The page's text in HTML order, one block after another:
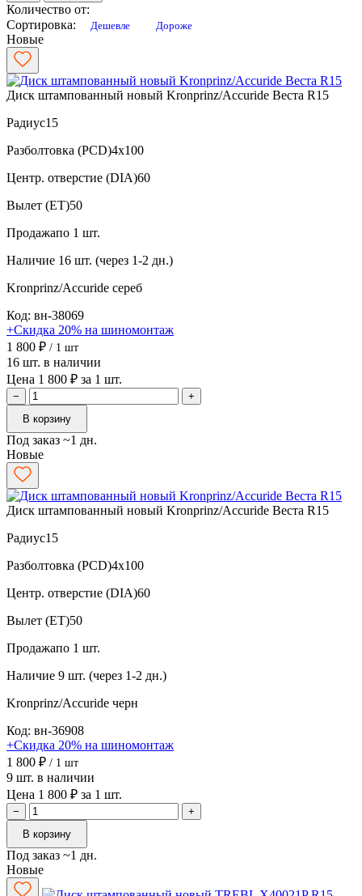
Количество от:
Сортировка:
Дешевле Дороже
Новые
Диск штампованный новый Kronprinz/Accuride Веста R15
Радиус15
Разболтовка (PCD)4x100
Центр. отверстие (DIA)60
Вылет (ET)50
Продажапо 1 шт.
Наличие 16 шт. (через 1-2 дн.)
Kronprinz/Accuride сереб
Код: вн-38069
+Скидка 20% на шиномонтаж
1 800 ₽ / 1 шт
16 шт. в наличии
Цена 1 800 ₽ за 1 шт.
−
+
В корзину
Под заказ ~1 дн.
Новые
Диск штампованный новый Kronprinz/Accuride Веста R15
Радиус15
Разболтовка (PCD)4x100
Центр. отверстие (DIA)60
Вылет (ET)50
Продажапо 1 шт.
Наличие 9 шт. (через 1-2 дн.)
Kronprinz/Accuride черн
Код: вн-36908
+Скидка 20% на шиномонтаж
1 800 ₽ / 1 шт
9 шт. в наличии
Цена 1 800 ₽ за 1 шт.
−
+
В корзину
Под заказ ~1 дн.
Новые